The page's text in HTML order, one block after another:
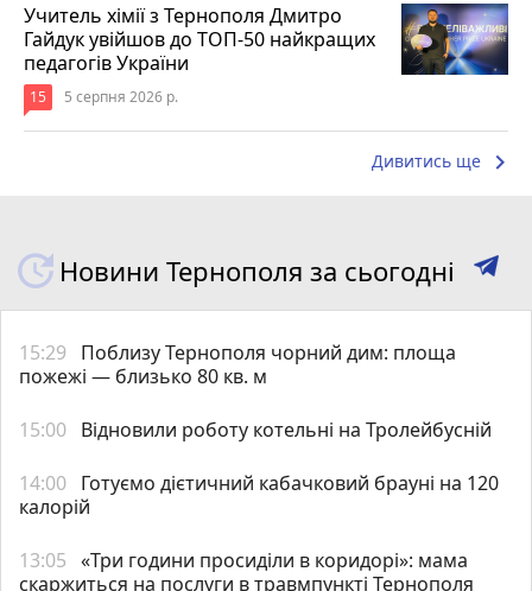
Учитель хімії з Тернополя Дмитро
Гайдук увійшов до ТОП-50 найкращих
педагогів України
15 5 серпня 2026 р.
Дивитись ще keyboard_arrow_right
Новини Тернополя за сьогодні
15:29
Поблизу Тернополя чорний дим: площа
пожежі — близько 80 кв. м
15:00 Відновили роботу котельні на Тролейбусній
14:00 Готуємо дієтичний кабачковий брауні на 120
калорій
13:05 «Три години просиділи в коридорі»: мама
скаржиться на послуги в травмпункті Тернополя